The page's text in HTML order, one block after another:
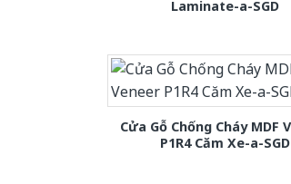
Laminate-a-SGD
Cửa Gỗ Chống Cháy MDF
P1R4 Căm Xe-a-SGD